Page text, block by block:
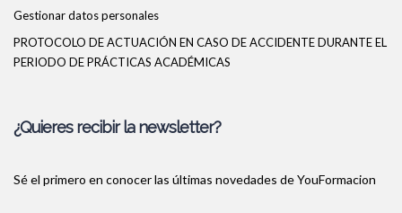
Gestionar datos personales
PROTOCOLO DE ACTUACIÓN EN CASO DE ACCIDENTE DURANTE EL
PERIODO DE PRÁCTICAS ACADÉMICAS
¿Quieres recibir la newsletter?
Sé el primero en conocer las últimas novedades de YouFormacion